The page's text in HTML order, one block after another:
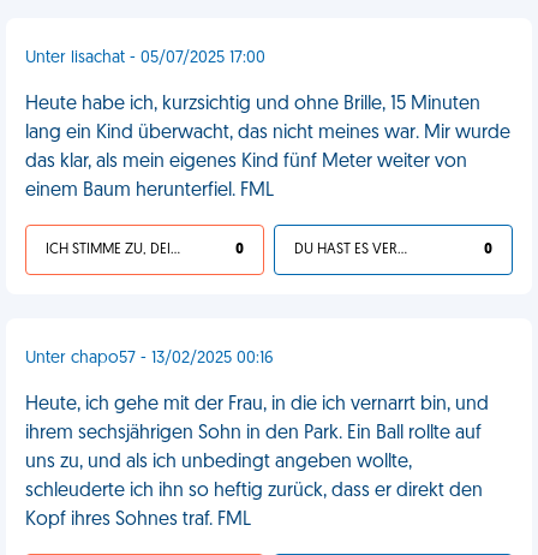
Unter lisachat - 05/07/2025 17:00
Heute habe ich, kurzsichtig und ohne Brille, 15 Minuten
lang ein Kind überwacht, das nicht meines war. Mir wurde
das klar, als mein eigenes Kind fünf Meter weiter von
einem Baum herunterfiel. FML
ICH STIMME ZU, DEIN LEBEN IST SCHEISSE 0 DU HAST ES VERDIENT 0
Unter chapo57 - 13/02/2025 00:16
Heute, ich gehe mit der Frau, in die ich vernarrt bin, und
ihrem sechsjährigen Sohn in den Park. Ein Ball rollte auf
uns zu, und als ich unbedingt angeben wollte,
schleuderte ich ihn so heftig zurück, dass er direkt den
Kopf ihres Sohnes traf. FML